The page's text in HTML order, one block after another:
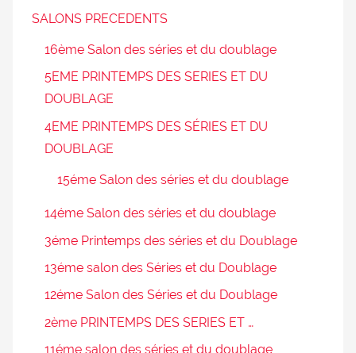
SALONS PRECEDENTS
16ème Salon des séries et du doublage
5EME PRINTEMPS DES SERIES ET DU
DOUBLAGE
4EME PRINTEMPS DES SÉRIES ET DU
DOUBLAGE
15éme Salon des séries et du doublage
14éme Salon des séries et du doublage
3éme Printemps des séries et du Doublage
13éme salon des Séries et du Doublage
12éme Salon des Séries et du Doublage
2ème PRINTEMPS DES SERIES ET …
11éme salon des séries et du doublage